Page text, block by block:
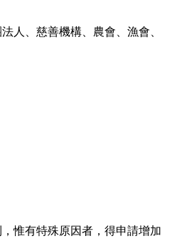
人、慈善機構、農會、漁會、
惟有特殊原因者，得申請增加